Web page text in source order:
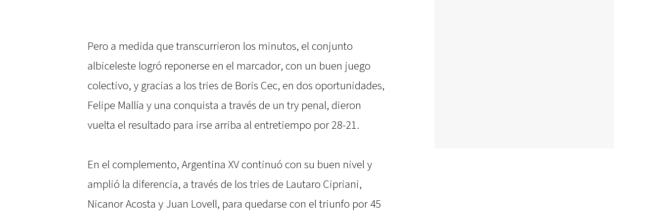
Pero a medida que transcurrieron los minutos, el conjunto
albiceleste logró reponerse en el marcador, con un buen juego
colectivo, y gracias a los tries de Boris Cec, en dos oportunidades,
Felipe Mallía y una conquista a través de un try penal, dieron
vuelta el resultado para irse arriba al entretiempo por 28-21.
En el complemento, Argentina XV continuó con su buen nivel y
amplió la diferencia, a través de los tries de Lautaro Cipriani,
Nicanor Acosta y Juan Lovell, para quedarse con el triunfo por 45